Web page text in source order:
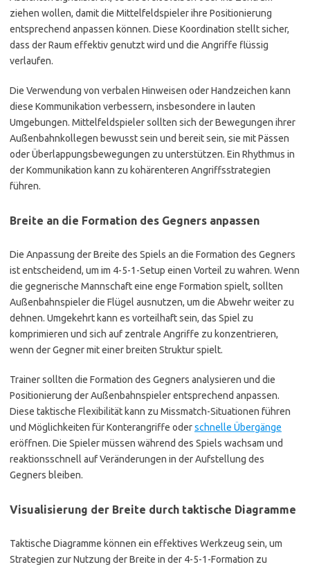
ziehen wollen, damit die Mittelfeldspieler ihre Positionierung
entsprechend anpassen können. Diese Koordination stellt sicher,
dass der Raum effektiv genutzt wird und die Angriffe flüssig
verlaufen.
Die Verwendung von verbalen Hinweisen oder Handzeichen kann
diese Kommunikation verbessern, insbesondere in lauten
Umgebungen. Mittelfeldspieler sollten sich der Bewegungen ihrer
Außenbahnkollegen bewusst sein und bereit sein, sie mit Pässen
oder Überlappungsbewegungen zu unterstützen. Ein Rhythmus in
der Kommunikation kann zu kohärenteren Angriffsstrategien
führen.
Breite an die Formation des Gegners anpassen
Die Anpassung der Breite des Spiels an die Formation des Gegners
ist entscheidend, um im 4-5-1-Setup einen Vorteil zu wahren. Wenn
die gegnerische Mannschaft eine enge Formation spielt, sollten
Außenbahnspieler die Flügel ausnutzen, um die Abwehr weiter zu
dehnen. Umgekehrt kann es vorteilhaft sein, das Spiel zu
komprimieren und sich auf zentrale Angriffe zu konzentrieren,
wenn der Gegner mit einer breiten Struktur spielt.
Trainer sollten die Formation des Gegners analysieren und die
Positionierung der Außenbahnspieler entsprechend anpassen.
Diese taktische Flexibilität kann zu Missmatch-Situationen führen
und Möglichkeiten für Konterangriffe oderschnelle Übergänge
eröffnen. Die Spieler müssen während des Spiels wachsam und
reaktionsschnell auf Veränderungen in der Aufstellung des
Gegners bleiben.
Visualisierung der Breite durch taktische Diagramme
Taktische Diagramme können ein effektives Werkzeug sein, um
Strategien zur Nutzung der Breite in der 4-5-1-Formation zu